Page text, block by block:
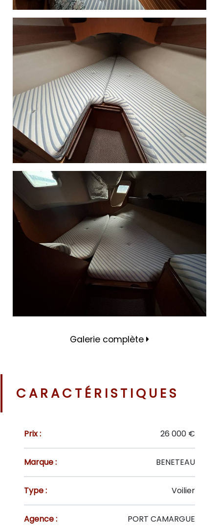
Galerie complète
CARACTÉRISTIQUES
Prix : 26 000 €
Marque : BENETEAU
Type : Voilier
Agence : PORT CAMARGUE